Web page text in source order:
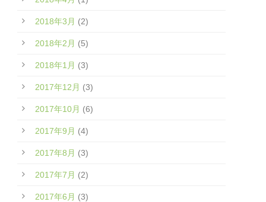
2018年3月 (2)
2018年2月 (5)
2018年1月 (3)
2017年12月 (3)
2017年10月 (6)
2017年9月 (4)
2017年8月 (3)
2017年7月 (2)
2017年6月 (3)